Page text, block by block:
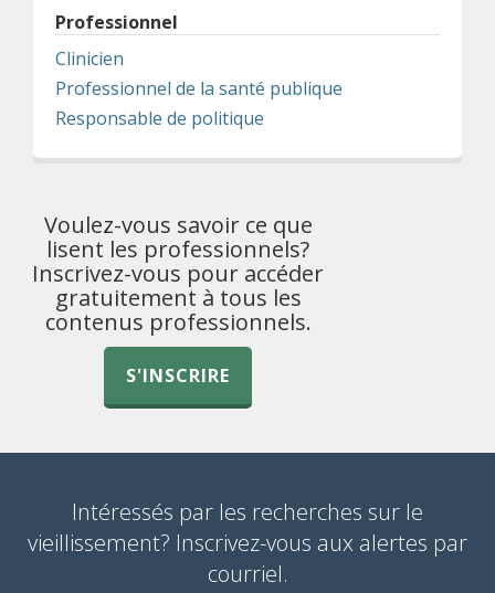
Professionnel
Clinicien
Professionnel de la santé publique
Responsable de politique
Voulez-vous savoir ce que
lisent les professionnels?
Inscrivez-vous pour accéder
gratuitement à tous les
contenus professionnels.
S'INSCRIRE
Intéressés par les recherches sur le
vieillissement? Inscrivez-vous aux alertes par
courriel.